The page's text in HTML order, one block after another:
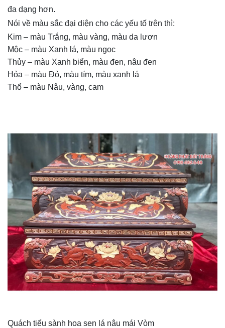
đa dạng hơn.
Nói về màu sắc đại diện cho các yếu tố trên thì:
Kim – màu Trắng, màu vàng, màu da lươn
Mộc – màu Xanh lá, màu ngọc
Thủy – màu Xanh biển, màu đen, nâu đen
Hỏa – màu Đỏ, màu tím, màu xanh lá
Thổ – màu Nâu, vàng, cam
Quách tiểu sành hoa sen lá nâu mái Vòm